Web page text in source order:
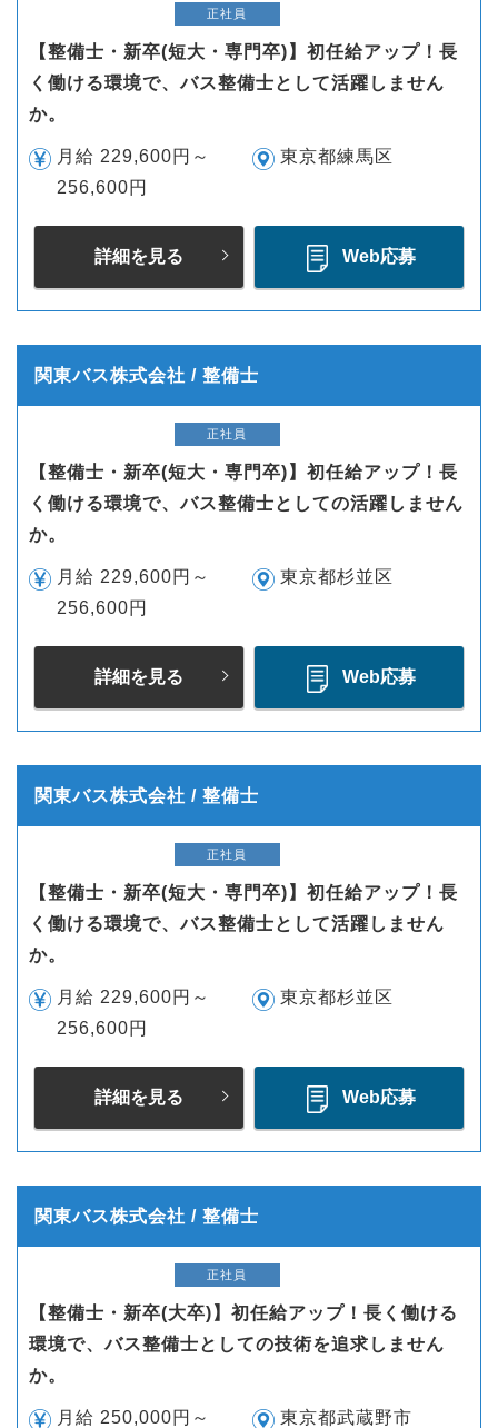
正社員
【整備士・新卒(短大・専門卒)】初任給アップ！長
く働ける環境で、バス整備士として活躍しません
か。
月給 229,600円～
256,600円
東京都練馬区
詳細を見る Web応募
関東バス株式会社 / 整備士
正社員
【整備士・新卒(短大・専門卒)】初任給アップ！長
く働ける環境で、バス整備士としての活躍しません
か。
月給 229,600円～
256,600円
東京都杉並区
詳細を見る Web応募
関東バス株式会社 / 整備士
正社員
【整備士・新卒(短大・専門卒)】初任給アップ！長
く働ける環境で、バス整備士として活躍しません
か。
月給 229,600円～
256,600円
東京都杉並区
詳細を見る Web応募
関東バス株式会社 / 整備士
正社員
【整備士・新卒(大卒)】初任給アップ！長く働ける
環境で、バス整備士としての技術を追求しません
か。
月給 250,000円～
東京都武蔵野市